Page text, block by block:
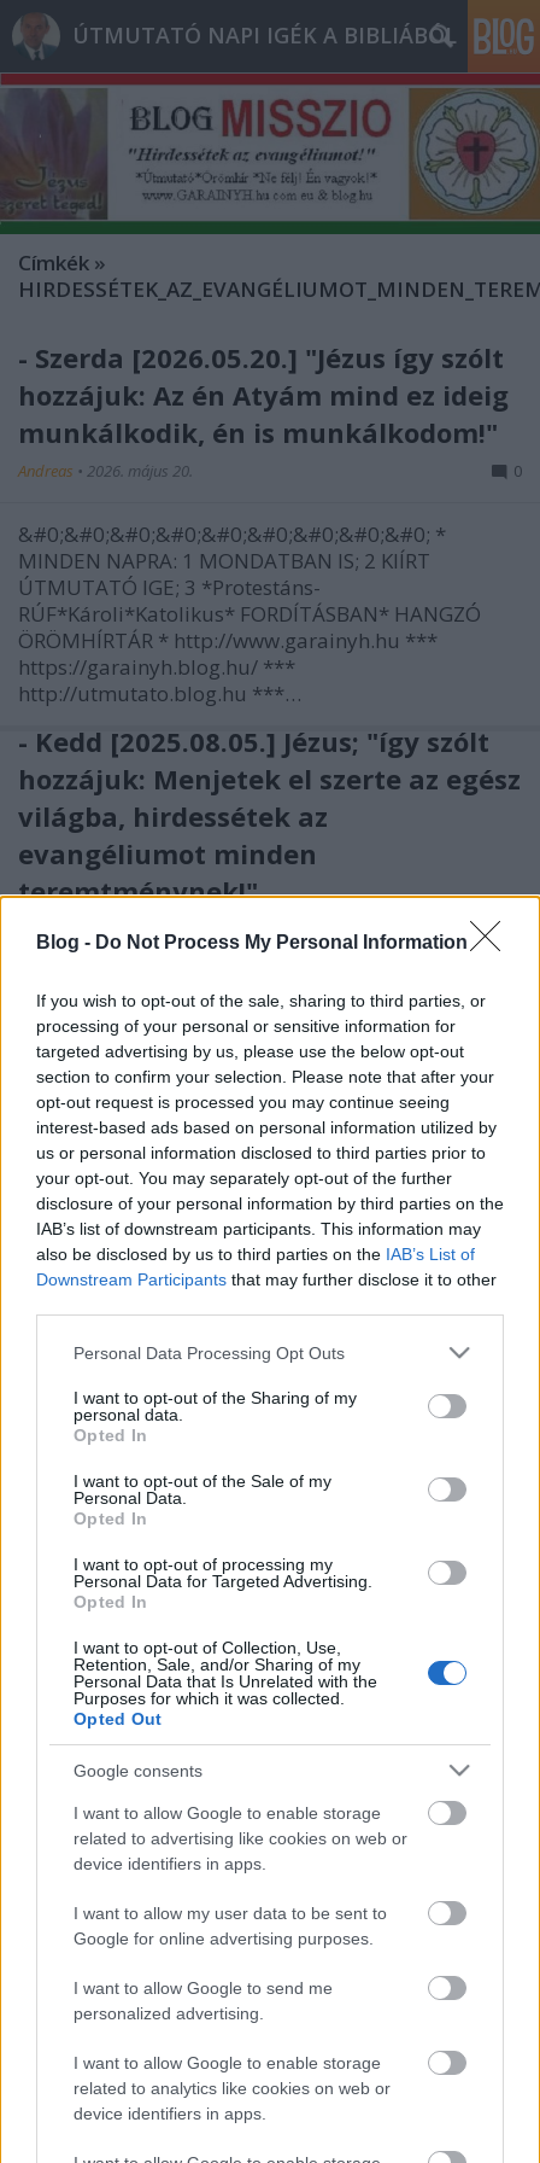
Blog - Do Not Process My Personal Information
If you wish to opt-out of the sale, sharing to third parties, or
processing of your personal or sensitive information for
targeted advertising by us, please use the below opt-out
section to confirm your selection. Please note that after your
opt-out request is processed you may continue seeing
interest-based ads based on personal information utilized by
us or personal information disclosed to third parties prior to
your opt-out. You may separately opt-out of the further
disclosure of your personal information by third parties on the
IAB’s list of downstream participants. This information may
also be disclosed by us to third parties on the IAB’s List of
Downstream Participants that may further disclose it to other
Please note that this website/app uses one or more Google
not limited to your visit or usage behaviour. You may click to
grant or deny consent to Google and its third-party tags to
use your data for below specified purposes in below Google
consent section.
Personal Data Processing Opt Outs
I want to opt-out of the Sharing of my
personal data.
Opted In
I want to opt-out of the Sale of my
Personal Data.
Opted In
I want to opt-out of processing my
Personal Data for Targeted Advertising.
Opted In
I want to opt-out of Collection, Use,
Retention, Sale, and/or Sharing of my
Personal Data that Is Unrelated with the
Purposes for which it was collected.
Opted Out
Google consents
I want to allow Google to enable storage
related to advertising like cookies on web or
device identifiers in apps.
I want to allow my user data to be sent to
Google for online advertising purposes.
I want to allow Google to send me
personalized advertising.
I want to allow Google to enable storage
related to analytics like cookies on web or
device identifiers in apps.
ÚTMUTATÓ NAPI IGÉK A BIBLIÁBÓL
Címkék »
- Szerda [2026.05.20.] "Jézus így szólt
hozzájuk: Az én Atyám mind ez ideig
munkálkodik, én is munkálkodom!"
Andreas • 2026. május 20. 0
&#0;&#0;&#0;&#0;&#0;&#0;&#0;&#0;&#0; *
MINDEN NAPRA: 1 MONDATBAN IS; 2 KIÍRT
ÚTMUTATÓ IGE; 3 *Protestáns-
RÚF*Károli*Katolikus* FORDÍTÁSBAN* HANGZÓ
ÖRÖMHÍRTÁR * http://www.garainyh.hu ***
https://garainyh.blog.hu/ ***
http://utmutato.blog.hu ***…
- Kedd [2025.08.05.] Jézus; "így szólt
hozzájuk: Menjetek el szerte az egész
világba, hirdessétek az
evangéliumot minden
teremtménynek!"
Andreas 2025. augusztus 05.
&#0;&#0;&#0;&#0;&#0;&#0;&#0;&#0;&#0; *
MINDEN NAPRA: 1 MONDATBAN IS; 2 KIÍRT
ÚTMUTATÓ IGE; 3 *Protestáns-
RÚF*Károli*Katolikus* FORDÍTÁSBAN* HANGZÓ
ÖRÖMHÍRTÁR * http://www.garainyh.hu ***
https://garainyh.blog.hu/ ***
http://utmutato.blog.hu ***…
- Szombat [2025.06.28.] "Nem tudod,
hogy te vagy a nyomorult, a
szánalmas és a szegény, a vak és a
&#0;&#0;&#0;&#0;&#0;&#0;&#0;&#0;&#0; *
ÚTMUTATÓ IGE; 3 *Protestáns-
RÚF*Károli*Katolikus* FORDÍTÁSBAN* HANGZÓ
https://garainyh.blog.hu/ ***
http://utmutato.blog.hu ***…
- Csütörtök [2025.06.19.] "Egy másik
angyal repül fenn az égen: az örök
evangélium volt nála, hogy hirdesse
azoknak, akik a földön laknak,
minden népnek és törzsnek, minden
nyelvnek és nemzetnek!"
&#0;&#0;&#0;&#0;&#0;&#0;&#0;&#0;&#0; *
ÚTMUTATÓ IGE; 3 *Protestáns-
RÚF*Károli*Katolikus* FORDÍTÁSBAN* HANGZÓ
ÖRÖMHÍRTÁR * http://www.garainyh.hu ***
https://garainyh.blog.hu/ ***
http://utmutato.blog.hu ***…